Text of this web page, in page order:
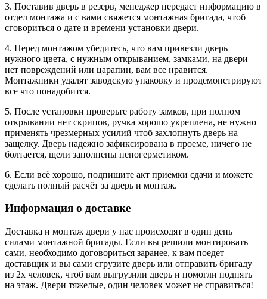
3. Поставив дверь в резерв, менеджер передаст информацию в
отдел монтажа и с вами свяжется монтажная бригада, чтоб
сговориться о дате и времени установки двери.
4. Перед монтажом убедитесь, что вам привезли дверь
нужного цвета, с нужным открыванием, замками, на двери
нет повреждений или царапин, вам все нравится.
Монтажники удалят заводскую упаковку и продемонстрируют
все что понадобится.
5. После установки проверьте работу замков, при полном
открывании нет скрипов, ручка хорошо укреплена, не нужно
применять чрезмерных усилий чтоб захлопнуть дверь на
защелку. Дверь надежно зафиксирована в проеме, ничего не
болтается, щели заполнены пеногерметиком.
6. Если всё хорошо, подпишите акт приемки сдачи и можете
сделать полный расчёт за дверь и монтаж.
Информация о доставке
Доставка и монтаж двери у нас происходят в один день
силами монтажной бригады. Если вы решили монтировать
сами, необходимо договориться заранее, к вам поедет
доставщик и вы сами сгрузите дверь или отправить бригаду
из 2х человек, чтоб вам выгрузили дверь и помогли поднять
на этаж. Двери тяжелые, один человек может не справиться!